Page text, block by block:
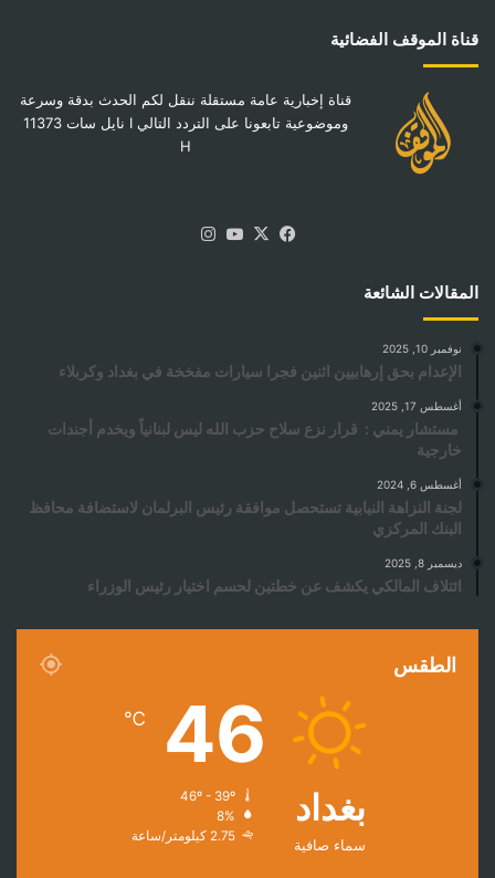
قناة الموقف الفضائية
قناة إخبارية عامة مستقلة ننقل لكم الحدث بدقة وسرعة
وموضوعية تابعونا على التردد التالي I نايل سات 11373
H
فيسبوك
‫X
‫YouTube
المقالات الشائعة
نوفمبر 10, 2025
الإعدام بحق إرهابيين اثنين فجرا سيارات مفخخة في بغداد وكربلاء
أغسطس 17, 2025
مستشار يمني : قرار نزع سلاح حزب الله ليس لبنانياً ويخدم أجندات
خارجية
أغسطس 6, 2024
لجنة النزاهة النيابية تستحصل موافقة رئيس البرلمان لاستضافة محافظ
البنك المركزي
ديسمبر 8, 2025
ائتلاف المالكي يكشف عن خطتين لحسم اختيار رئيس الوزراء
الطقس
بغداد
سماء صافية
46
℃
8%
2.75 كيلومتر/ساعة